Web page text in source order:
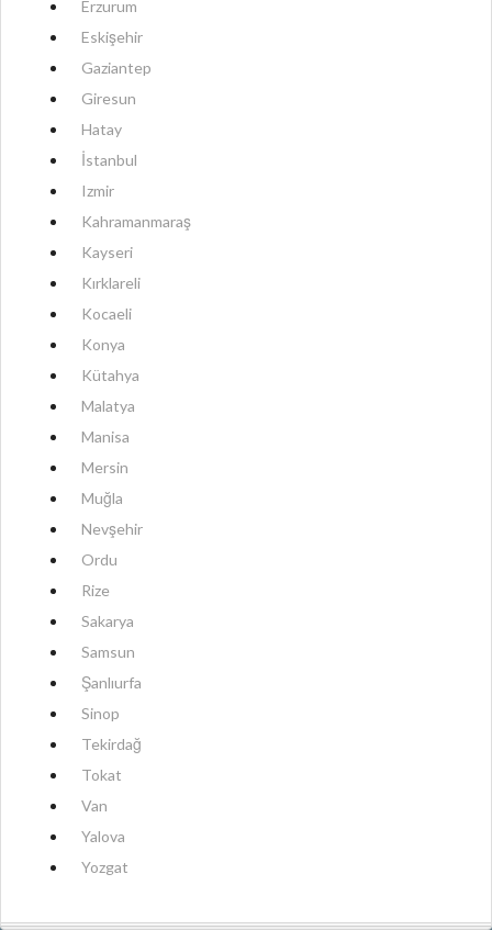
Erzurum
Eskişehir
Gaziantep
Giresun
Hatay
İstanbul
Izmir
Kahramanmaraş
Kayseri
Kırklareli
Kocaeli
Konya
Kütahya
Malatya
Manisa
Mersin
Muğla
Nevşehir
Ordu
Rize
Sakarya
Samsun
Şanlıurfa
Sinop
Tekirdağ
Tokat
Van
Yalova
Yozgat